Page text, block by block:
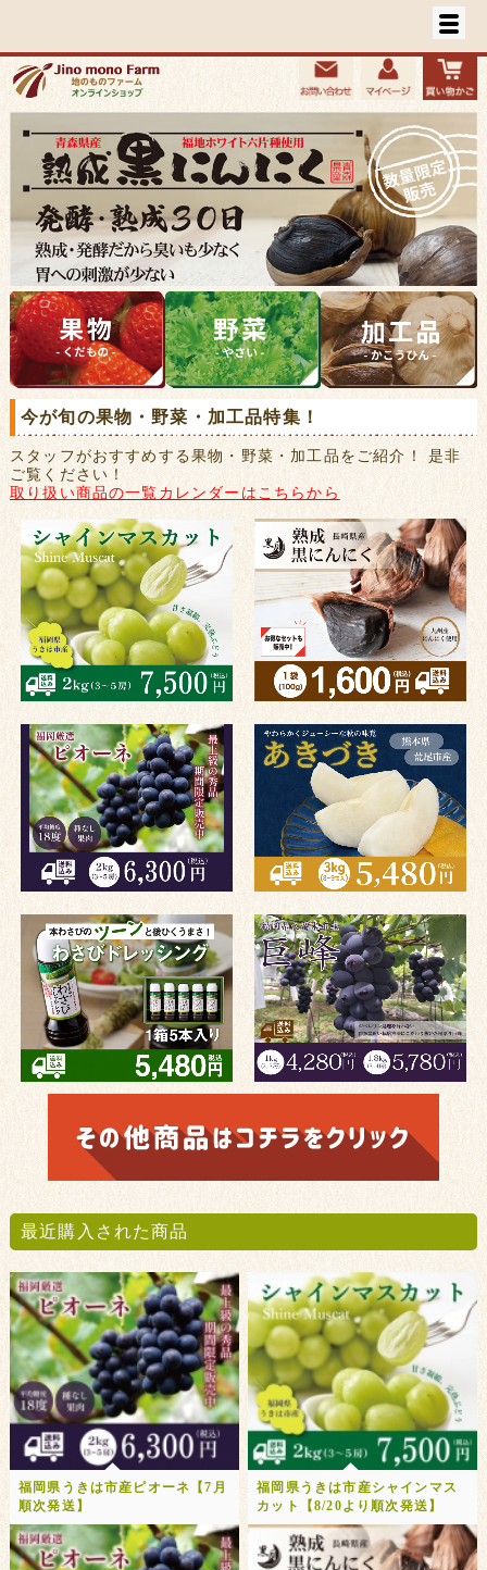
今が旬の果物・野菜・加工品特集！
スタッフがおすすめする果物・野菜・加工品をご紹介！ 是非
ご覧ください！
取り扱い商品の一覧カレンダーはこちらから
最近購入された商品
福岡県うきは市産ピオーネ【7月
順次発送】
福岡県うきは市産シャインマス
カット【8/20より順次発送】